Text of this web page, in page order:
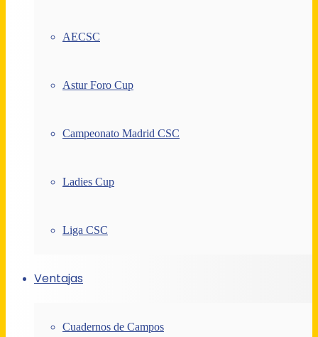
AECSC
Astur Foro Cup
Campeonato Madrid CSC
Ladies Cup
Liga CSC
Ventajas
Cuadernos de Campos